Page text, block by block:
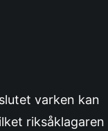
varken kan
riksåklagaren